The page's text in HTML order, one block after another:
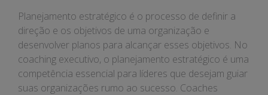
Planejamento estratégico é o processo de definir a
direção e os objetivos de uma organização e
desenvolver planos para alcançar esses objetivos. No
coaching executivo, o planejamento estratégico é uma
competência essencial para líderes que desejam guiar
suas organizações rumo ao sucesso. Coaches